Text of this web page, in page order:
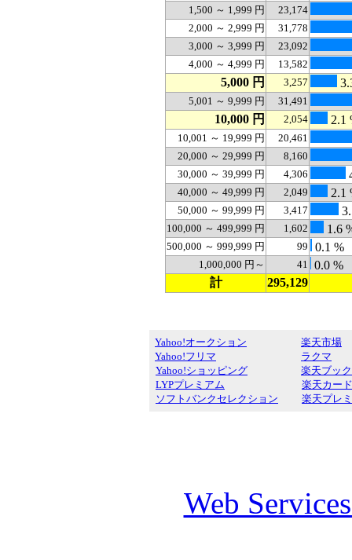
1,500 ～ 1,999 円
23,174
2,000 ～ 2,999 円
31,778
3,000 ～ 3,999 円
23,092
4,000 ～ 4,999 円
13,582
5,000 円 3,257
5,001 ～ 9,999 円 31,491
10,000 円 2,054 2.1
10,001 ～ 19,999 円
20,461
20,000 ～ 29,999 円
8,160
30,000 ～ 39,999 円
4,306
40,000 ～ 49,999 円 2,049 2.1
50,000 ～ 99,999 円 3,417
100,000 ～ 499,999 円 1,602 1.6
500,000 ～ 999,999 円 99 0.1 %
1,000,000 円～ 41 0.0 %
計
295,129
Yahoo!オークション
Yahoo!フリマ
Yahoo!ショッピング
LYPプレミアム
ソフトバンクセレクション
楽天市場
ラクマ
楽天ブッ
楽天カード
楽天プレ
Web